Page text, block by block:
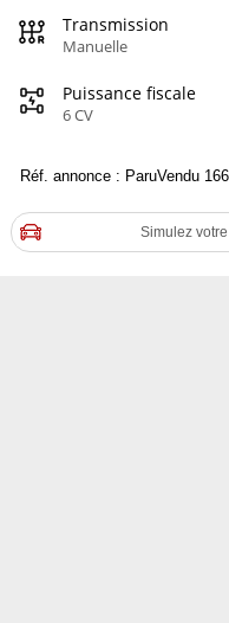
Transmission
Manuelle
Puissance fiscale
6 CV
Réf. annonce : ParuVendu
Simulez